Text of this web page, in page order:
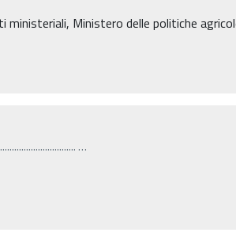
Ministero delle politiche
…